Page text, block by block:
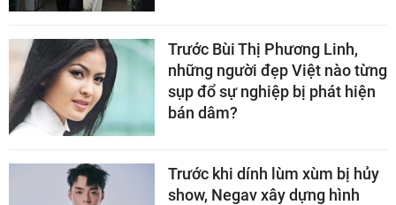
Trước Bùi Thị Phương Linh,
những người đẹp Việt nào từng
sụp đổ sự nghiệp bị phát hiện
bán dâm?
Trước khi dính lùm xùm bị hủy
show, Negav xây dựng hình